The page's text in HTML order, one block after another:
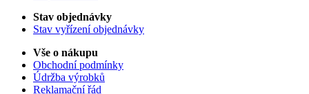
Stav objednávky
Stav vyřízení objednávky
Vše o nákupu
Obchodní podmínky
Údržba výrobků
Reklamační řád